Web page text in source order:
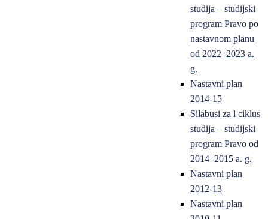
studija – studijski
program Pravo po
nastavnom planu
od 2022–2023 a.
g.
Nastavni plan
2014-15
Silabusi za l ciklus
studija – studijski
program Pravo od
2014–2015 a. g.
Nastavni plan
2012-13
Nastavni plan